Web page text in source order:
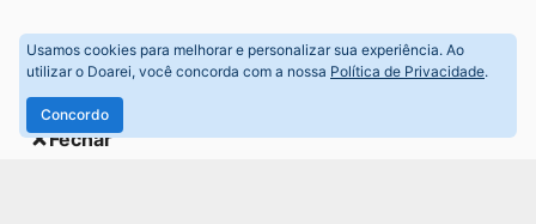
Fechar
Perguntas frequentes
Usamos cookies para melhorar e personalizar sua experiência. Ao
utilizar o Doarei, você concorda com a nossa Política de Privacidade.
Concordo